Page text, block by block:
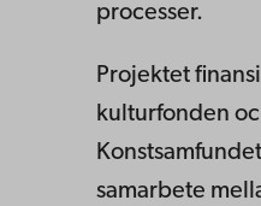
processer.
Projektet
kulturfonden
samarbete